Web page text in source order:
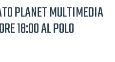
PLANET MULTIMEDIA
18:00 AL POLO